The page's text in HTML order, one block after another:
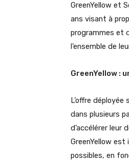
GreenYellow et
ans visant à
programmes et
l’ensemble de
GreenYellow :
L’offre
dans plusieurs
d’accélérer leur
GreenYellow
possibles, en